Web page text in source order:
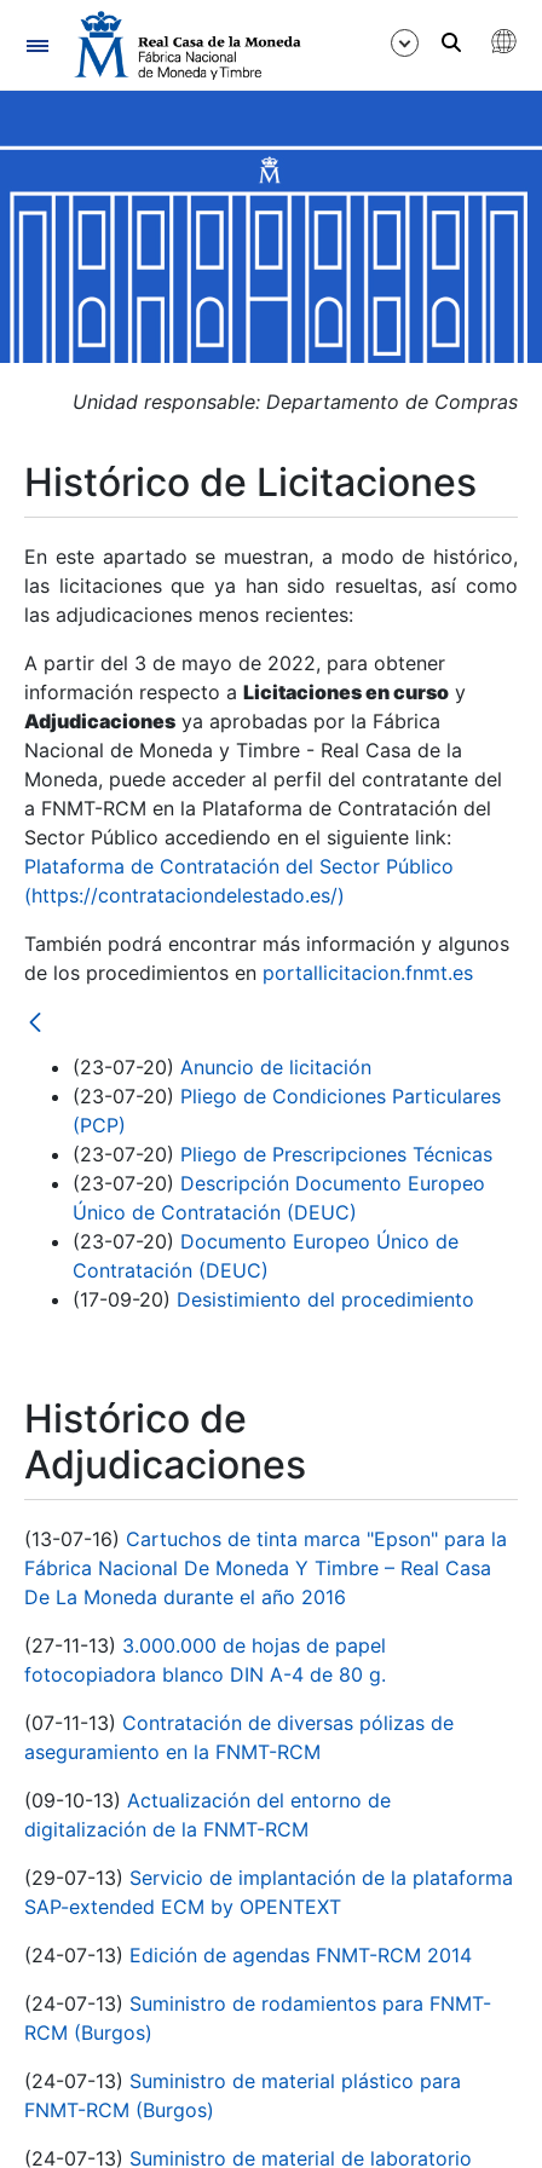
Navegación
Mostrar/Ocultar
Mostrar/Ocultar
Mostrar/Ocultar
Mostrar/Ocultar
Mostrar/Ocultar
Mostrar/Ocultar
Unidad responsable: Departamento de Compras
Histórico de Licitaciones
En este apartado se muestran, a modo de histórico,
las licitaciones que ya han sido resueltas, así como
las adjudicaciones menos recientes:
A partir del 3 de mayo de 2022, para obtener
información respecto a Licitaciones en curso y
Adjudicaciones ya aprobadas por la Fábrica
Nacional de Moneda y Timbre - Real Casa de la
Moneda, puede acceder al perfil del contratante del
a FNMT-RCM en la Plataforma de Contratación del
Sector Público accediendo en el siguiente link:
Plataforma de Contratación del Sector Público
(https://contrataciondelestado.es/)
También podrá encontrar más información y algunos
de los procedimientos en portallicitacion.fnmt.es
(23-07-20) Anuncio de licitación
(23-07-20) Pliego de Condiciones Particulares
(PCP)
(23-07-20) Pliego de Prescripciones Técnicas
(23-07-20) Descripción Documento Europeo
Único de Contratación (DEUC)
(23-07-20) Documento Europeo Único de
Contratación (DEUC)
(17-09-20) Desistimiento del procedimiento
Histórico de
Adjudicaciones
(13-07-16) Cartuchos de tinta marca "Epson" para la
Fábrica Nacional De Moneda Y Timbre – Real Casa
De La Moneda durante el año 2016
(27-11-13) 3.000.000 de hojas de papel
fotocopiadora blanco DIN A-4 de 80 g.
(07-11-13) Contratación de diversas pólizas de
aseguramiento en la FNMT-RCM
(09-10-13) Actualización del entorno de
digitalización de la FNMT-RCM
(29-07-13) Servicio de implantación de la plataforma
SAP-extended ECM by OPENTEXT
(24-07-13) Edición de agendas FNMT-RCM 2014
(24-07-13) Suministro de rodamientos para FNMT-
RCM (Burgos)
(24-07-13) Suministro de material plástico para
FNMT-RCM (Burgos)
(24-07-13) Suministro de material de laboratorio